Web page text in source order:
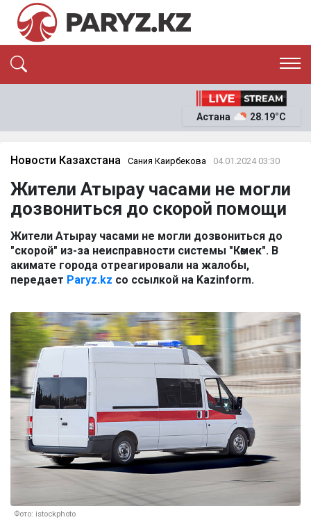
ЭКОНОМИКА
ОҚИҒА
News
Астана 28.19°C
Новости Казахстана Сания Каирбекова 04.01.2024 03:30
Жители Атырау часами не могли
дозвониться до скорой помощи
Жители Атырау часами не могли дозвониться до
"скорой" из-за неисправности системы "Көмек". В
акимате города отреагировали на жалобы,
передает Paryz.kz со ссылкой на Kazinform.
Фото: istockphoto